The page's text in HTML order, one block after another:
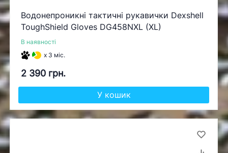
Водонепроникні тактичні рукавички Dexshell
ToughShield Gloves DG458NXL (XL)
В наявності
x 3 міс.
2 390 грн.
У кошик